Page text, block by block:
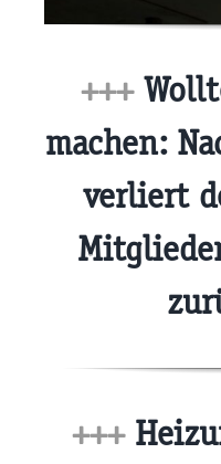
+++
machen:
verliert
+++